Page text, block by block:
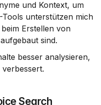
und Kontext, um
unterstützen mich
Erstellen von
sind.
besser analysieren,
Search